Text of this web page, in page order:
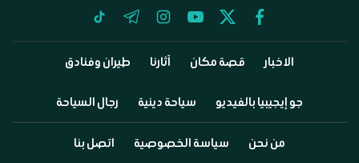
facebook
twitter
youtube
instagram
telegram
tiktok
الاخبار قصة مكان آثارنا طيران وفنادق
جو إيجيبيا بالفيديو سياحة دينية رجال السياحة
من نحن سياسة الخصوصية اتصل بنا